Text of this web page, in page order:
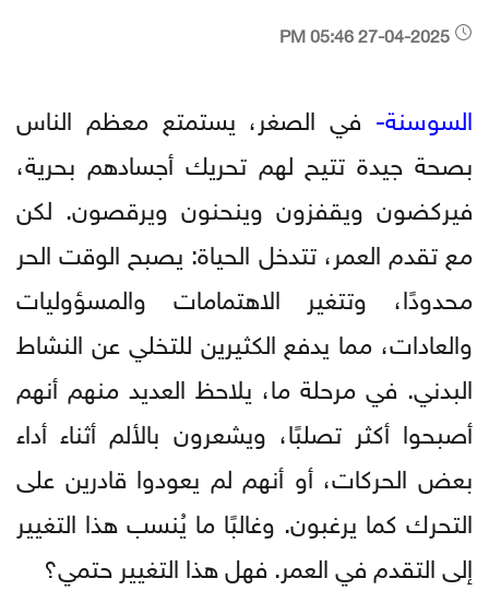
السوسنة- في الصغر، يستمتع معظم الناس
بصحة جيدة تتيح لهم تحريك أجسادهم بحرية،
فيركضون ويقفزون وينحنون ويرقصون. لكن
مع تقدم العمر، تتدخل الحياة: يصبح الوقت الحر
محدودًا، وتتغير الاهتمامات والمسؤوليات
والعادات، مما يدفع الكثيرين للتخلي عن النشاط
البدني. في مرحلة ما، يلاحظ العديد منهم أنهم
أصبحوا أكثر تصلبًا، ويشعرون بالألم أثناء أداء
بعض الحركات، أو أنهم لم يعودوا قادرين على
التحرك كما يرغبون. وغالبًا ما يُنسب هذا التغيير
إلى التقدم في العمر. فهل هذا التغيير حتمي؟